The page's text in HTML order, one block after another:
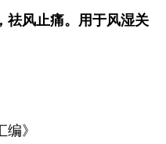
祛风止痛。用于风湿关
》